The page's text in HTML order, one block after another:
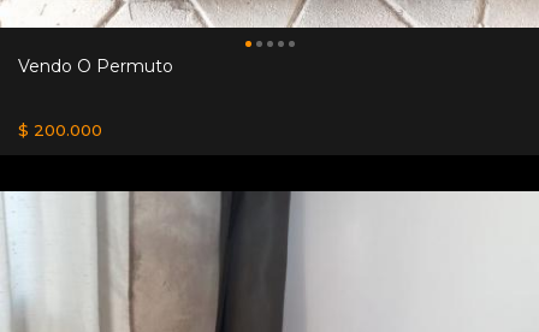
Vendo O Permuto
$ 200.000